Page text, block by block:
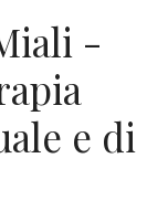
-
e di